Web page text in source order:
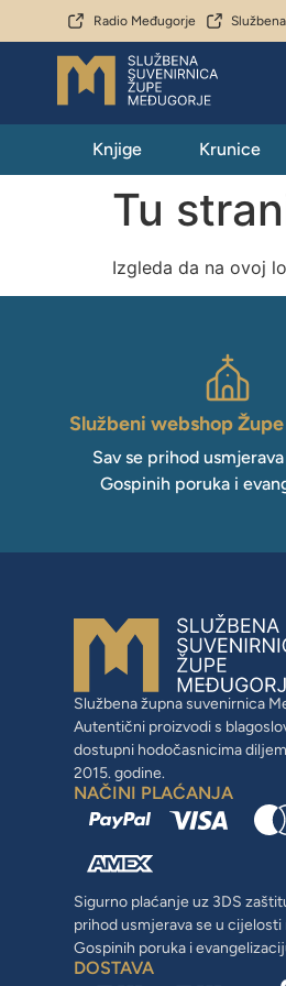
Radio Međugorje
Knjige Krunice
Tu
Izgleda da na ovoj
Službeni webshop
Sav se prihod
Gospinih poruka i
Službena župna suvenirnica
Autentični proizvodi s
dostupni hodočasnicima
2015. godine.
NAČINI PLAĆANJA
Sigurno plaćanje uz 3DS
prihod usmjerava se u cijelosti
Gospinih poruka i
DOSTAVA